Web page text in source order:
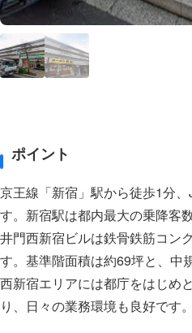
ポイント
京王線「新宿」駅から徒歩1分
す。新宿駅は都内最大の乗降客
井門西新宿ビルは鉄骨鉄筋コン
す。基準階面積は約69坪と、中
西新宿エリアには都庁をはじめ
り、日々の業務環境も良好です